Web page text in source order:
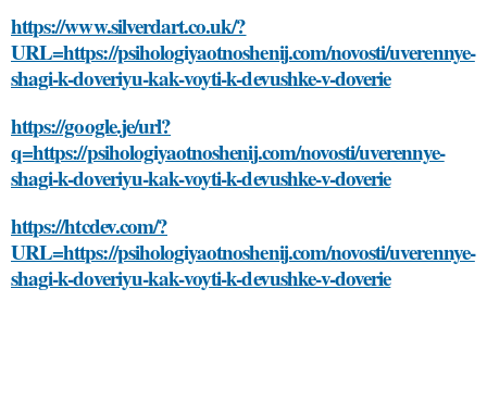
https://www.silverdart.co.uk/?
URL=https://psihologiyaotnoshenij.com/novosti/uverennye-
shagi-k-doveriyu-kak-voyti-k-devushke-v-doverie
https://google.je/url?
q=https://psihologiyaotnoshenij.com/novosti/uverennye-
shagi-k-doveriyu-kak-voyti-k-devushke-v-doverie
https://htcdev.com/?
URL=https://psihologiyaotnoshenij.com/novosti/uverennye-
shagi-k-doveriyu-kak-voyti-k-devushke-v-doverie